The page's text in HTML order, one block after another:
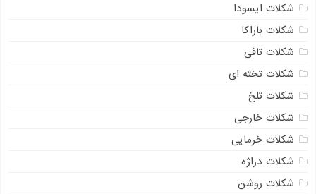
شکلات ایسودا
شکلات باراکا
شکلات تافی
شکلات تخته ای
شکلات تلخ
شکلات خارجی
شکلات خرمایی
شکلات دراژه
شکلات روشن